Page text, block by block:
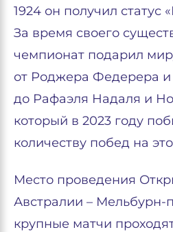
1924 он получил статус
За время своего
чемпионат подарил
от Роджера Федерера
до Рафаэля Надаля и
который в 2023 году
количеству побед на
Место проведения
Австралии – Мельбурн-
крупные матчи